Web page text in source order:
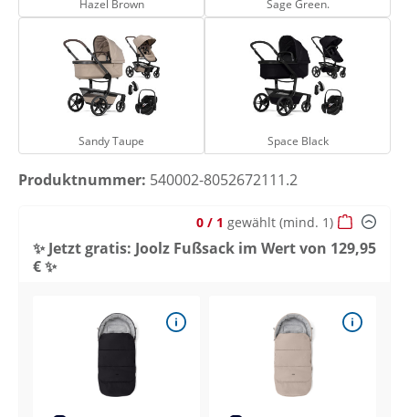
Hazel Brown Sage Green.
Sandy Taupe
Sandy Taupe
Space Black
Space Black
Produktnummer: 540002-8052672111.2
✨ Jetzt gratis: Joolz Fußsack im Wert von 129,95
€ ✨
0 / 1 gewählt (mind. 1)